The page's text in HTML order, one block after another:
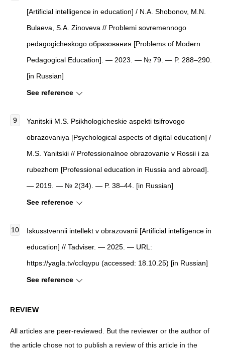
[Artificial intelligence in education] / N.A. Shobonov, M.N.
Bulaeva, S.A. Zinoveva // Problemi sovremennogo
pedagogicheskogo образования [Problems of Modern
Pedagogical Education]. — 2023. — № 79. — P. 288–290.
[in Russian]
See reference
Yanitskii M.S. Psikhologicheskie aspekti tsifrovogo
obrazovaniya [Psychological aspects of digital education] /
M.S. Yanitskii // Professionalnoe obrazovanie v Rossii i za
rubezhom [Professional education in Russia and abroad].
— 2019. — № 2(34). — P. 38–44. [in Russian]
See reference
Iskusstvennii intellekt v obrazovanii [Artificial intelligence in
education] // Tadviser. — 2025. — URL:
https://yagla.tv/ccIqypu (accessed: 18.10.25) [in Russian]
See reference
REVIEW
All articles are peer-reviewed. But the reviewer or the author of
the article chose not to publish a review of this article in the